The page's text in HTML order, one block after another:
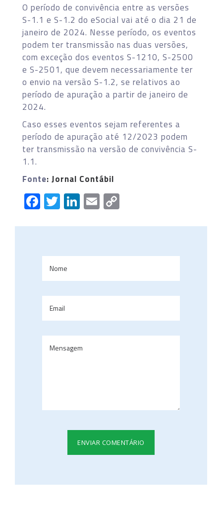
O período de convivência entre as versões
S-1.1 e S-1.2 do eSocial vai até o dia 21 de
janeiro de 2024. Nesse período, os eventos
podem ter transmissão nas duas versões,
com exceção dos eventos S-1210, S-2500
e S-2501, que devem necessariamente ter
o envio na versão S-1.2, se relativos ao
período de apuração a partir de janeiro de
2024.
Caso esses eventos sejam referentes a
período de apuração até 12/2023 podem
ter transmissão na versão de convivência S-
1.1.
Fonte: Jornal Contábil
Facebook
Twitter
LinkedIn
Email